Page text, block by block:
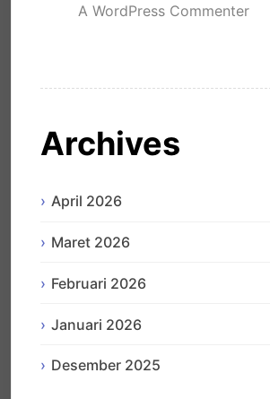
A WordPress Commenter
Archives
April 2026
Maret 2026
Februari 2026
Januari 2026
Desember 2025